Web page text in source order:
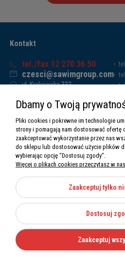
Kontakt
tel./fax 12 270 36 50
czesci@sawimgroup.com
ul. Krakowska 332,
Sawim Group Mariusz Zdyb sp. k.
NIP: 5130284470
REGON: 5246591010
O nas
Informacje
Moje konto
Kategorie
Dbamy o Twoją
Pliki cookies i pokrewne im technologie
strony i pomagają nam dostosować
zaakceptować wykorzystanie przez nas
do sklepu lub dostosować użycie plików
wybierając opcję "Dostosuj zgody".
Więcej o plikach cookies przeczytasz w
Zaakceptuj tylko
Dostosuj
Zaakceptuj